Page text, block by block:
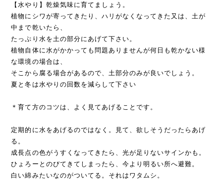
【水やり】乾燥気味に育てましょう。
植物にシワが寄ってきたり、ハリがなくなってきた又は、土が
中まで乾いたら、
たっぷり水を土の部分にあげて下さい。
植物自体に水がかかっても問題ありませんが何日も乾かない様
な環境の場合は、
そこから腐る場合があるので、土部分のみが良いでしょう。
夏と冬は水やりの回数を減らして下さい
＊育て方のコツは、よく見てあげることです。
定期的に水をあげるのではなく。見て、欲しそうだったらあげ
る。
成長点の色がうすくなってきたら、光が足りないサインかも。
ひょろーとのびてきてしまったら、今より明るい所へ避難。
白い綿みたいなのがついてる。それはワタムシ。